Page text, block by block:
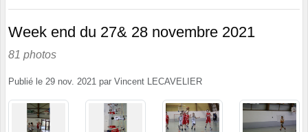
Week end du 27& 28 novembre 2021
81 photos
Publié le 29 nov. 2021 par Vincent LECAVELIER